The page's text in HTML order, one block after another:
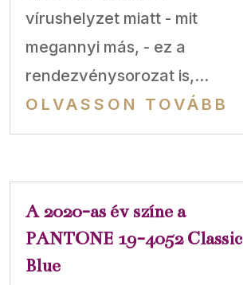
vírushelyzet miatt - mit
megannyi más, - ez a
rendezvénysorozat is,...
OLVASSON TOVÁBB
A 2020-as év színe a
PANTONE 19-4052 Classic
Blue